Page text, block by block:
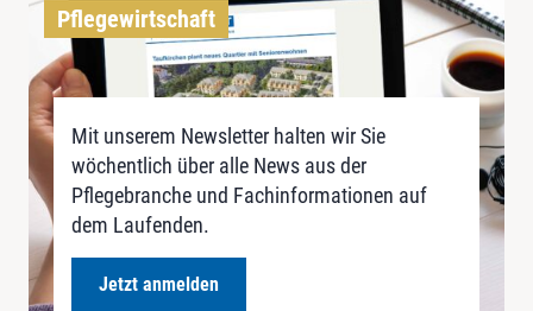
Pflegewirtschaft
Mit unserem Newsletter halten wir Sie
wöchentlich über alle News aus der
Pflegebranche und Fachinformationen auf
dem Laufenden.
Jetzt anmelden